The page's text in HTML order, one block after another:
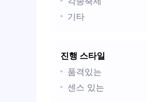
기타
진행 스타일
품격있는
센스 있는